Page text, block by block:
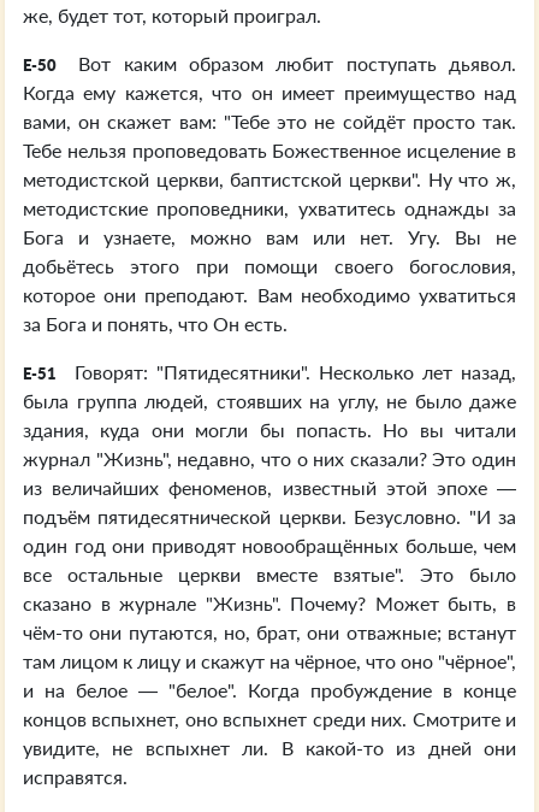
же, будет тот, который проиграл.
E-50
Вот каким образом любит поступать дьявол.
Когда ему кажется, что он имеет преимущество над
вами, он скажет вам: "Тебе это не сойдёт просто так.
Тебе нельзя проповедовать Божественное исцеление в
методистской церкви, баптистской церкви". Ну что ж,
методистские проповедники, ухватитесь однажды за
Бога и узнаете, можно вам или нет. Угу. Вы не
добьётесь этого при помощи своего богословия,
которое они преподают. Вам необходимо ухватиться
за Бога и понять, что Он есть.
E-51
Говорят: "Пятидесятники". Несколько лет назад,
была группа людей, стоявших на углу, не было даже
здания, куда они могли бы попасть. Но вы читали
журнал "Жизнь", недавно, что о них сказали? Это один
из величайших феноменов, известный этой эпохе —
подъём пятидесятнической церкви. Безусловно. "И за
один год они приводят новообращённых больше, чем
все остальные церкви вместе взятые". Это было
сказано в журнале "Жизнь". Почему? Может быть, в
чём-то они путаются, но, брат, они отважные; встанут
там лицом к лицу и скажут на чёрное, что оно "чёрное",
и на белое — "белое". Когда пробуждение в конце
концов вспыхнет, оно вспыхнет среди них. Смотрите и
увидите, не вспыхнет ли. В какой-то из дней они
исправятся.